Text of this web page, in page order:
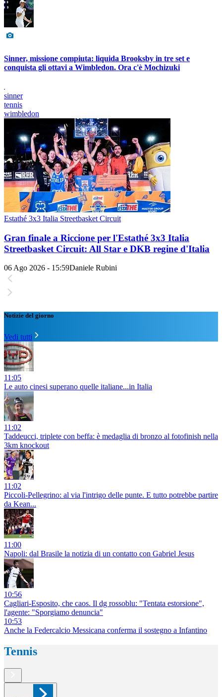
Sinner, missione compiuta: liquida Brooksby in tre set e
conquista gli ottavi a Wimbledon. Ora c'è Mochizuki
sinner
tennis
wimbledon
Estathé 3x3 Italia Streetbasket Circuit
Gran finale a Riccione per l'Estathé 3x3 Italia
Streetbasket Circuit: All Star e DKB regine d'Italia
06 Ago 2026 - 15:59Daniele Rubini
Notizie del giorno
Vedi tutti
11:05
Le auto cinesi superano quelle italiane...in Italia
11:02
Taddeucci, triplete con beffa: è medaglia di bronzo al fotofinish nella
3km knockout
11:02
Piccoli-Pellegrino: al via l'intrigo delle punte. E tutto potrebbe partire
da Kean...
11:00
Napoli: dal Brasile la notizia di un contatto con Gabriel Jesus
10:56
Cagliari-Esposito, che caos. Il dg rossoblu: "Tentata estorsione",
l'agente: "Sporgiamo denuncia"
10:53
Anche la Federcalcio Messicana conferma il sostegno a Infantino
Tennis